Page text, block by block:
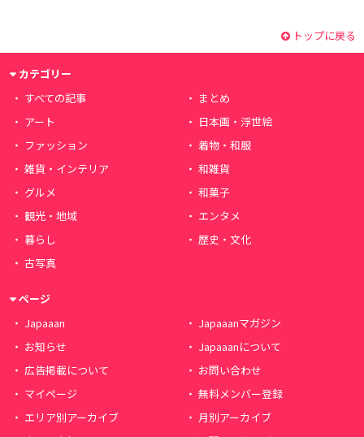
トップに戻る
カテゴリー
すべての記事
まとめ
アート
日本画・浮世絵
ファッション
着物・和服
雑貨・インテリア
和雑貨
グルメ
和菓子
観光・地域
エンタメ
暮らし
歴史・文化
古写真
ページ
Japaaan
Japaaanマガジン
お知らせ
Japaaanについて
広告掲載について
お問い合わせ
マイページ
無料メンバー登録
エリア別アーカイブ
月別アーカイブ